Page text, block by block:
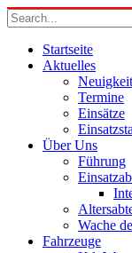
Startseite
Aktuelles
Termine
Einsätze
Über Uns
Führung
Wache
Fahrzeuge